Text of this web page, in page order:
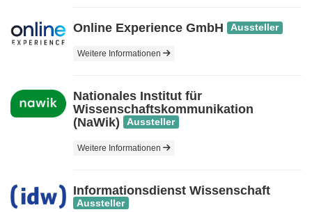
Online Experience GmbH Aussteller
Weitere Informationen
Nationales Institut für
Wissenschaftskommunikation
(NaWik)
Aussteller
Weitere Informationen
Informationsdienst Wissenschaft
Aussteller